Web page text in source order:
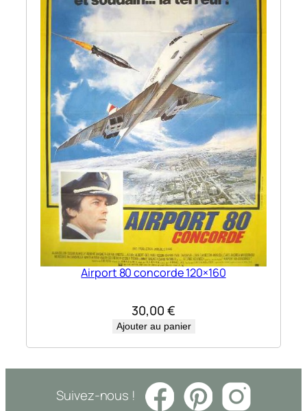
Airport 80 concorde 120×160
30,00 €
Ajouter au panier
Suivez-nous !